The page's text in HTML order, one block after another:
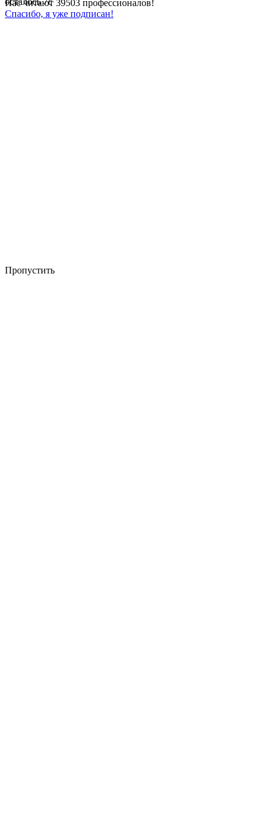
Нас читают 39503 профессионалов!
Спасибо, я уже подписан!
Пропустить